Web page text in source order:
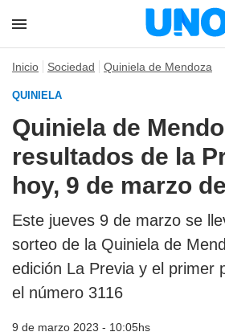
Inicio Sociedad Quiniela de Mendoza
QUINIELA
Quiniela de
resultados de la
hoy, 9 de marzo
Este jueves 9 de marzo se
sorteo de la Quiniela de
edición La Previa y el primer
el número 3116
9 de marzo 2023 - 10:05hs